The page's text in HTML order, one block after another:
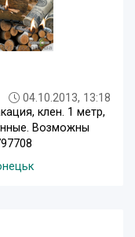
04.10.2013, 13:18
клен. 1 метр,
Возможны